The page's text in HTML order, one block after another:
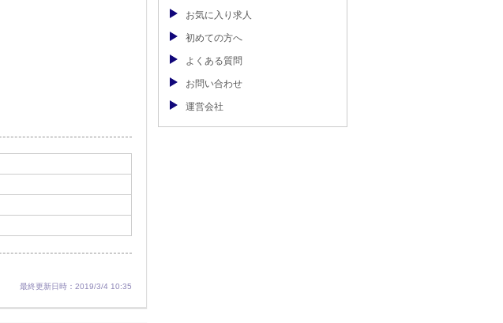
最終更新日時：2019/3/4 10:35
お気に入り求人
初めての方へ
よくある質問
お問い合わせ
運営会社